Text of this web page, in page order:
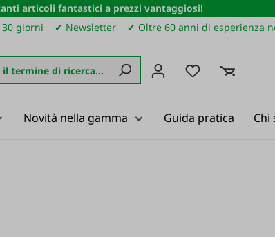
articoli fantastici a prezzi vantaggiosi!
giorni ✔ Newsletter ✔ Oltre 60 anni di esperienza
Hai 0 articoli
Novità nella gamma Guida pratica Chi